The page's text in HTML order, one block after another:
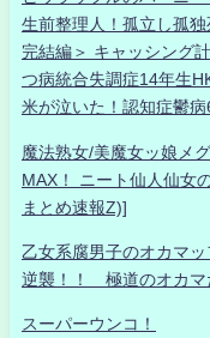
生前整理人！孤立し孤
完結編＞ キャッシング
つ病統合失調症14年生
米が泣いた！認知症鬱
魔法熟女/美魔女ッ娘メ
MAX！ ニート仙人仙女
まとめ速報Z)]
乙女系腐男子のオカマ
逆襲！！ 極道のオカマ
スーパーウンコ！